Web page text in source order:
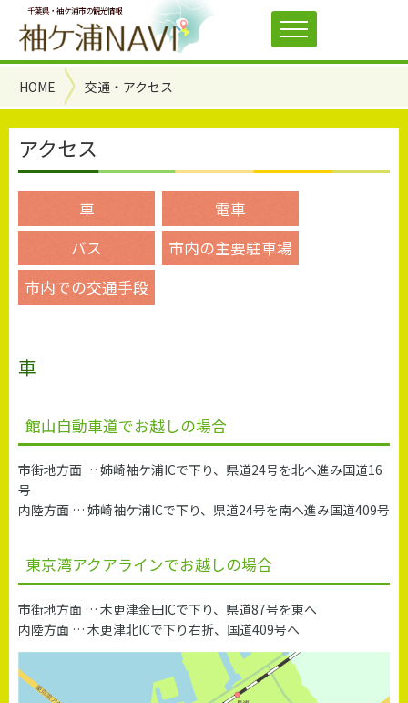
千葉県・袖ケ浦市の観光情報
HOME 交通・アクセス
アクセス
車
電車
バス
市内の主要駐車場
市内での交通手段
車
館山自動車道でお越しの場合
市街地方面 … 姉崎袖ケ浦ICで下り、県道24号を北へ進み国道16
号
内陸方面 … 姉崎袖ケ浦ICで下り、県道24号を南へ進み国道409号
東京湾アクアラインでお越しの場合
市街地方面 … 木更津金田ICで下り、県道87号を東へ
内陸方面 … 木更津北ICで下り右折、国道409号へ